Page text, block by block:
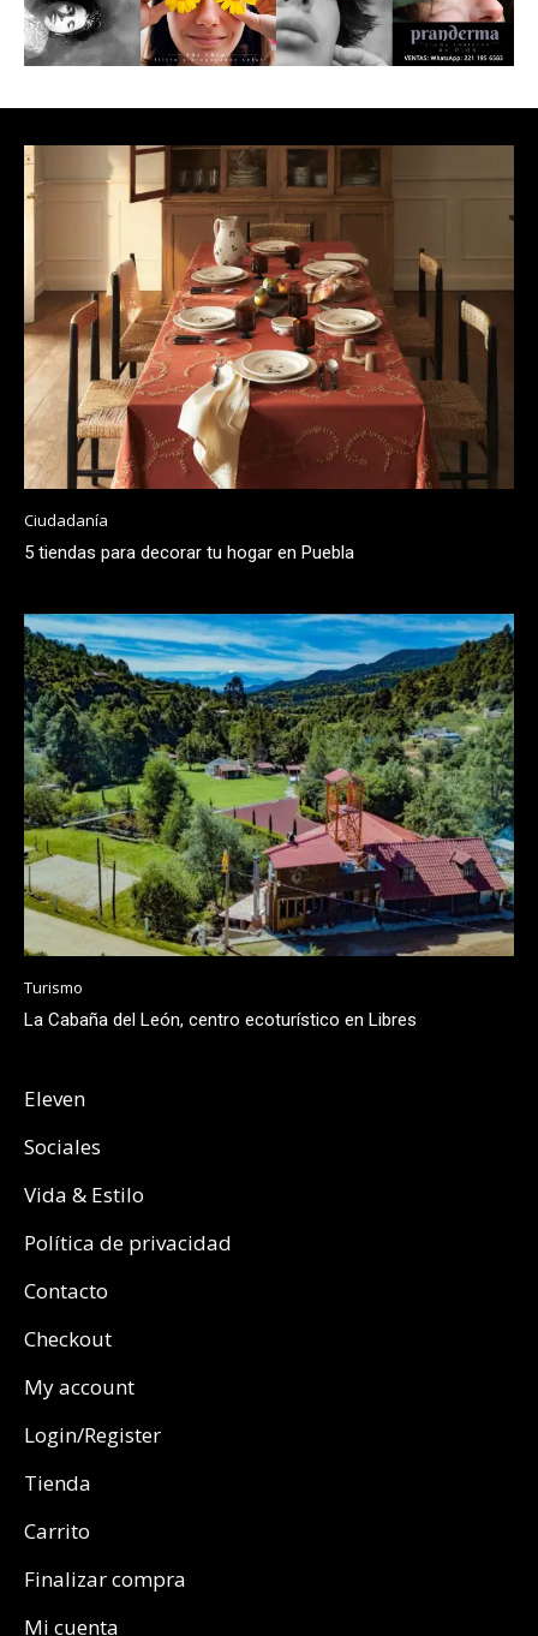
Ciudadanía
5 tiendas para decorar tu hogar en Puebla
Turismo
La Cabaña del León, centro ecoturístico en Libres
Eleven
Sociales
Vida & Estilo
Política de privacidad
Contacto
Checkout
My account
Login/Register
Tienda
Carrito
Finalizar compra
Mi cuenta